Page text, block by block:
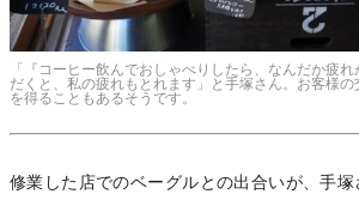
「『コーヒー飲んでおしゃべりしたら、なんだか疲
だくと、私の疲れもとれます」と手塚さん。お客様
を得ることもあるそうです。
修業した店でのベーグルとの出合いが、手